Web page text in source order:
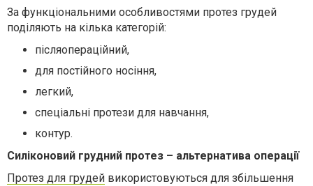
За функціональними особливостями протез грудей
поділяють на кілька категорій:
післяопераційний,
для постійного носіння,
легкий,
спеціальні протези для навчання,
контур.
Силіконовий грудний протез – альтернатива операції
Протез для грудей використовуються для збільшення